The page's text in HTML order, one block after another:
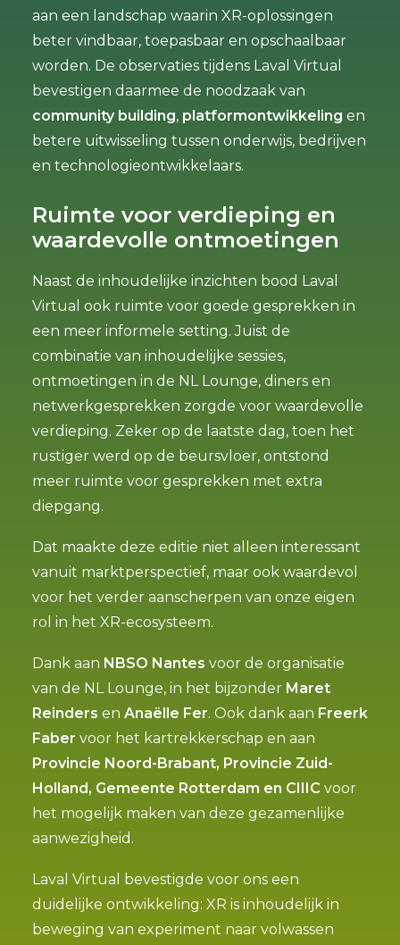
aan een landschap waarin XR-oplossingen
beter vindbaar, toepasbaar en opschaalbaar
worden. De observaties tijdens Laval Virtual
bevestigen daarmee de noodzaak van
community building, platformontwikkeling en
betere uitwisseling tussen onderwijs, bedrijven
en technologieontwikkelaars.
Ruimte voor verdieping en
waardevolle ontmoetingen
Naast de inhoudelijke inzichten bood Laval
Virtual ook ruimte voor goede gesprekken in
een meer informele setting. Juist de
combinatie van inhoudelijke sessies,
ontmoetingen in de NL Lounge, diners en
netwerkgesprekken zorgde voor waardevolle
verdieping. Zeker op de laatste dag, toen het
rustiger werd op de beursvloer, ontstond
meer ruimte voor gesprekken met extra
diepgang.
Dat maakte deze editie niet alleen interessant
vanuit marktperspectief, maar ook waardevol
voor het verder aanscherpen van onze eigen
rol in het XR-ecosysteem.
Dank aan NBSO Nantes voor de organisatie
van de NL Lounge, in het bijzonder Maret
Reinders en Anaëlle Fer. Ook dank aan Freerk
Faber voor het kartrekkerschap en aan
Provincie Noord-Brabant, Provincie Zuid-
Holland, Gemeente Rotterdam en CIIIC voor
het mogelijk maken van deze gezamenlijke
aanwezigheid.
Laval Virtual bevestigde voor ons een
duidelijke ontwikkeling: XR is inhoudelijk in
beweging van experiment naar volwassen